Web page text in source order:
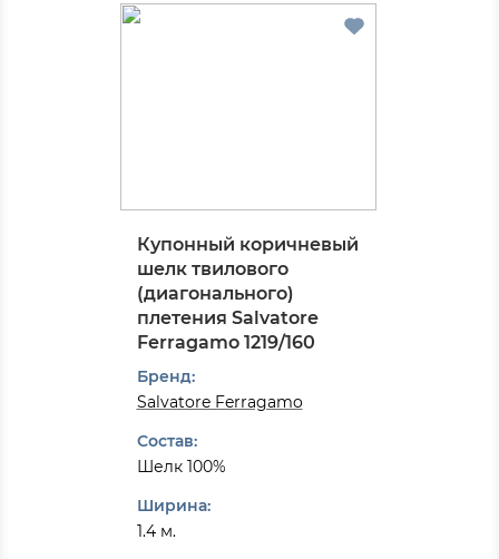
Купонный коричневый
шелк твилового
(диагонального)
плетения Salvatore
Ferragamo 1219/160
Бренд:
Salvatore Ferragamo
Состав:
Шелк 100%
Ширина:
1.4 м.